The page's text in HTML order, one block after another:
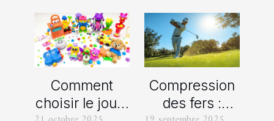
Comment
choisir le jouet
Compression
des fers :